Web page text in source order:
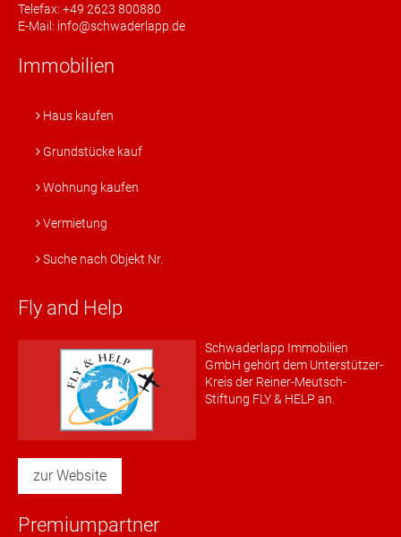
Telefax: +49 2623 800880
E-Mail: info@schwaderlapp.de
Immobilien
Haus kaufen
Grundstücke kauf
Wohnung kaufen
Vermietung
Suche nach Objekt Nr.
Fly and Help
Schwaderlapp Immobilien
GmbH gehört dem Unterstützer-
Kreis der Reiner-Meutsch-
Stiftung FLY & HELP an.
zur Website
Premiumpartner